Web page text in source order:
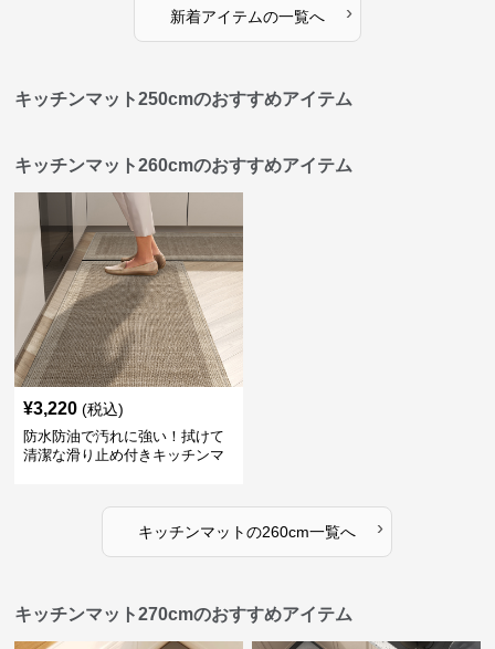
新着アイテムの一覧へ ›
キッチンマット250cmのおすすめアイテム
キッチンマット260cmのおすすめアイテム
¥3,220 (税込)
防水防油で汚れに強い！拭けて
清潔な滑り止め付きキッチンマ
キッチンマットの260cm一覧へ ›
キッチンマット270cmのおすすめアイテム